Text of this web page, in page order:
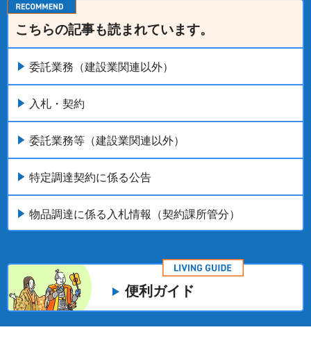
こちらの記事も読まれています。
委託業務（建設業関連以外）
入札・契約
委託業務等（建設業関連以外）
特定調達契約に係る公告
物品調達に係る入札情報（契約課所管分）
便利ガイド